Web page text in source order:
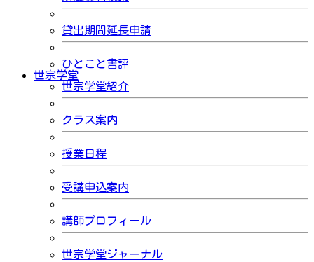
貸出期間延長申請
ひとこと書評
世宗学堂
世宗学堂紹介
クラス案内
授業日程
受講申込案内
講師プロフィール
世宗学堂ジャーナル